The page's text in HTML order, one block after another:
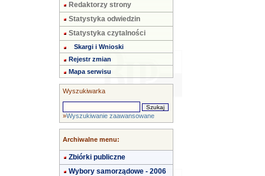
Redaktorzy strony
Statystyka odwiedzin
Statystyka czytalności
Skargi i Wnioski
Rejestr zmian
Mapa serwisu
Wyszukiwarka
»Wyszukiwanie zaawansowane
Archiwalne menu:
Zbiórki publiczne
Wybory samorządowe - 2006